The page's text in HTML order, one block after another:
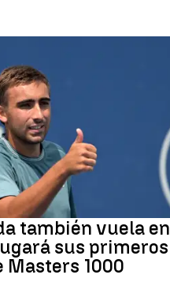
también vuela en
sus primeros
Masters 1000